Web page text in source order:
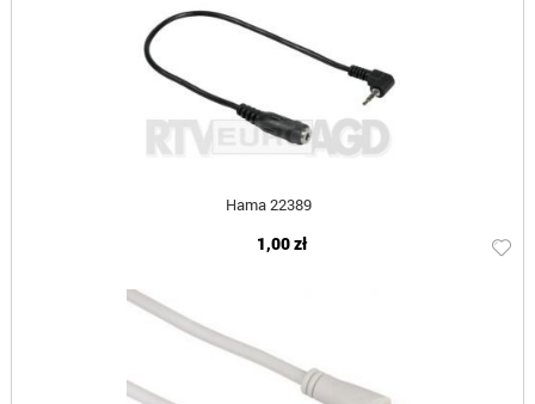
Hama 22389
1,00 zł